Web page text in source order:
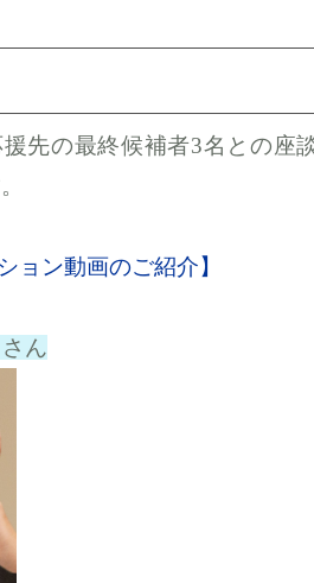
先の最終候補者3名との座
ョン動画のご紹介】
さん